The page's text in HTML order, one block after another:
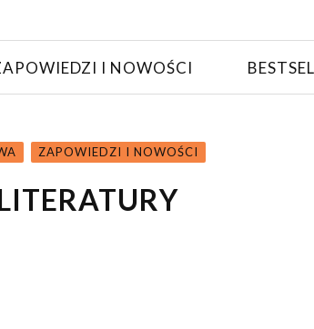
I NOWOŚCI
ZAPOWIEDZI I NOWOŚCI